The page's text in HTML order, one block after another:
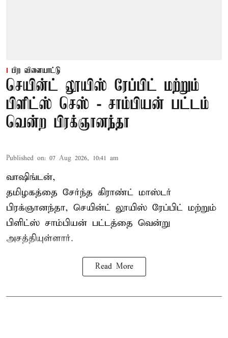
பிற விளையாட்டு
செயின்ட் லூயிஸ் ரேப்பிட் மற்றும்
பிளிட்ஸ் செஸ் - சாம்பியன் பட்டம்
வென்ற பிரக்ஞானந்தா
Published on: 07 Aug 2026, 10:41 am
வாஷிங்டன்,
தமிழகத்தை சேர்ந்த கிராண்ட் மாஸ்டர்
பிரக்ஞானந்தா, செயின்ட் லூயிஸ் ரேப்பிட் மற்றும்
பிளிட்ஸ் சாம்பியன் பட்டத்தை வென்று
அசத்தியுள்ளார்.
Read More